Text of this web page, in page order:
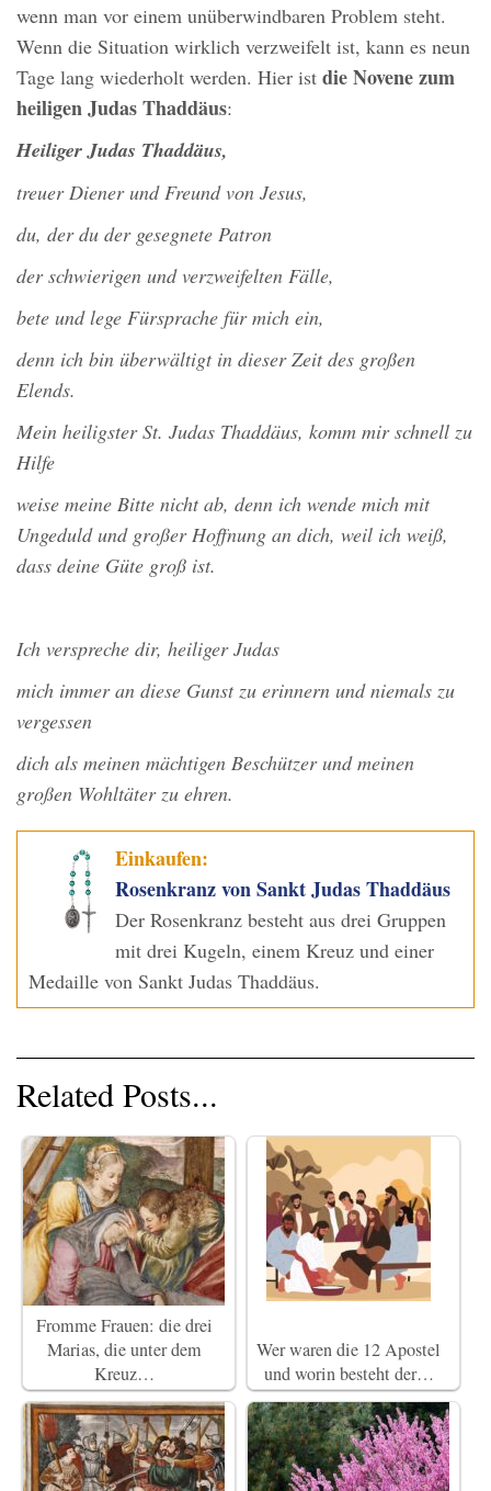
wenn man vor einem unüberwindbaren Problem steht.
Wenn die Situation wirklich verzweifelt ist, kann es neun
Tage lang wiederholt werden. Hier ist die Novene zum
heiligen Judas Thaddäus:
Heiliger Judas Thaddäus,
treuer Diener und Freund von Jesus,
du, der du der gesegnete Patron
der schwierigen und verzweifelten Fälle,
bete und lege Fürsprache für mich ein,
denn ich bin überwältigt in dieser Zeit des großen
Elends.
Mein heiligster St. Judas Thaddäus, komm mir schnell zu
Hilfe
weise meine Bitte nicht ab, denn ich wende mich mit
Ungeduld und großer Hoffnung an dich, weil ich weiß,
dass deine Güte groß ist.
Ich verspreche dir, heiliger Judas
mich immer an diese Gunst zu erinnern und niemals zu
vergessen
dich als meinen mächtigen Beschützer und meinen
großen Wohltäter zu ehren.
Einkaufen:
Rosenkranz von Sankt Judas Thaddäus
Der Rosenkranz besteht aus drei Gruppen
mit drei Kugeln, einem Kreuz und einer
Medaille von Sankt Judas Thaddäus.
Related Posts...
Fromme Frauen: die drei
Marias, die unter dem
Kreuz…
Wer waren die 12 Apostel
und worin besteht der…